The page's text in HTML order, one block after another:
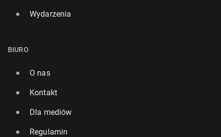
Wydarzenia
BIURO
O nas
Kontakt
Dla mediów
Regulamin